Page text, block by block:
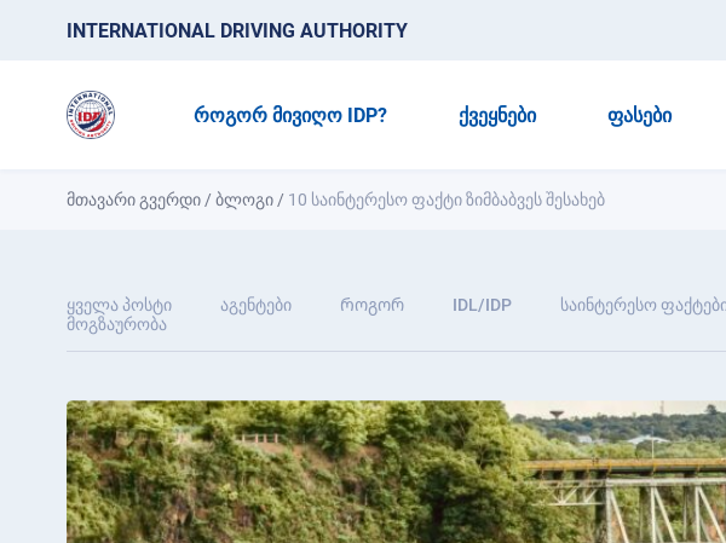
INTERNATIONAL DRIVING AUTHORITY
ᲠᲝᲒᲝᲠ ᲛᲘᲕᲘᲦᲝ IDP? ᲥᲕᲔᲧᲜᲔᲑᲘ ᲤᲐᲡᲔᲑᲘ
მთავარი გვერდი /ბლოგი / 10 საინტერესო ფაქტი ზიმბაბვეს შესახებ
ყველა პოსტი აგენტები Როგორ IDL/IDP საინტერესო
მოგზაურობა